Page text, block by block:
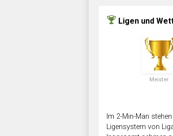
Ligen und
Meister
Im 2-Min-Man
Ligensystem von